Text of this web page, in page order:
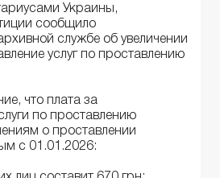
Украины,
сообщило
службе об увеличении
услуг по проставлению
что плата за
по проставлению
о проставлении
с 01.01.2026: